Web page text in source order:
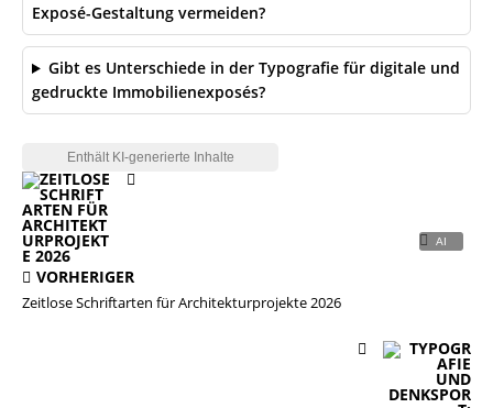
Exposé-Gestaltung vermeiden?
Gibt es Unterschiede in der Typografie für digitale und
gedruckte Immobilienexposés?
VORHERIGER
Zeitlose Schriftarten für Architekturprojekte 2026